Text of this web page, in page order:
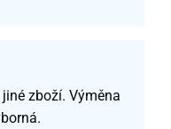
zboží. Výměna